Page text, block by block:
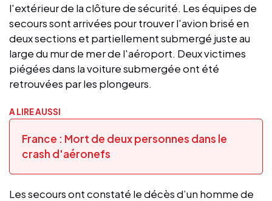
l'extérieur de la clôture de sécurité. Les équipes de
secours sont arrivées pour trouver l'avion brisé en
deux sections et partiellement submergé juste au
large du mur de mer de l'aéroport. Deux victimes
piégées dans la voiture submergée ont été
retrouvées par les plongeurs.
A LIRE AUSSI
France : Mort de deux personnes dans le
crash d'aéronefs
Les secours ont constaté le décès d’un homme de